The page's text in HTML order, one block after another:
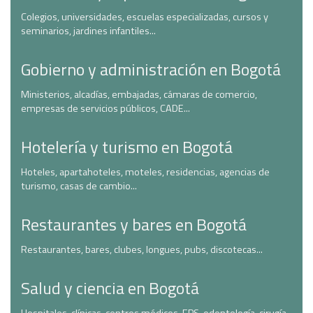
Colegios, universidades, escuelas especializadas, cursos y
seminarios, jardines infantiles...
Gobierno y administración en Bogotá
Ministerios, alcadías, embajadas, cámaras de comercio,
empresas de servicios públicos, CADE...
Hotelería y turismo en Bogotá
Hoteles, apartahoteles, moteles, residencias, agencias de
turismo, casas de cambio...
Restaurantes y bares en Bogotá
Restaurantes, bares, clubes, longues, pubs, discotecas...
Salud y ciencia en Bogotá